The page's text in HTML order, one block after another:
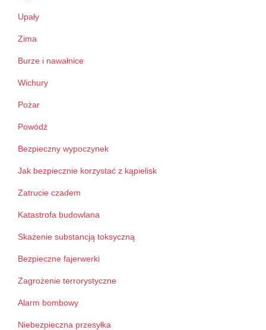
Upały
Zima
Burze i nawałnice
Wichury
Pożar
Powódź
Bezpieczny wypoczynek
Jak bezpiecznie korzystać z kąpielisk
Zatrucie czadem
Katastrofa budowlana
Skażenie substancją toksyczną
Bezpieczne fajerwerki
Zagrożenie terrorystyczne
Alarm bombowy
Niebezpieczna przesyłka